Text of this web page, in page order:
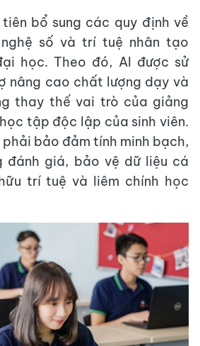
bổ sung các quy định về
số và trí tuệ nhân tạo
học. Theo đó, AI được sử
nâng cao chất lượng dạy và
thay thế vai trò của giảng
tập độc lập của sinh viên.
bảo đảm tính minh bạch,
đánh giá, bảo vệ dữ liệu cá
trí tuệ và liêm chính học